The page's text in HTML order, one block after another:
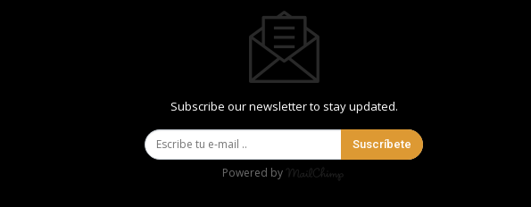
Subscribe our newsletter to stay updated.
Suscríbete
Powered by